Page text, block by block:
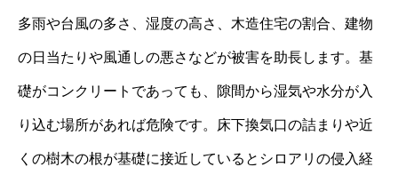
多雨や台風の多さ、湿度の高さ、木造住宅の割合、建物
の日当たりや風通しの悪さなどが被害を助長します。基
礎がコンクリートであっても、隙間から湿気や水分が入
り込む場所があれば危険です。床下換気口の詰まりや近
くの樹木の根が基礎に接近しているとシロアリの侵入経